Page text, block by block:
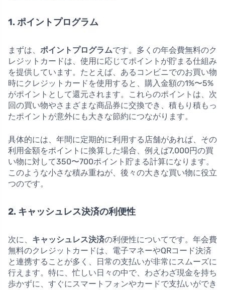
1. ポイントプログラム
まずは、 ポイントプログラムです。多くの年会費無料のク
レジットカードは、使用に応じてポイントが貯まる仕組み
を提供しています。たとえば、あるコンビニでのお買い物
時にクレジットカードを使用すると、購入金額の1%〜5%
がポイントとして還元されます。これらのポイントは、次
回の買い物やさまざまな商品券に交換でき、積もり積もっ
たポイントが意外にも大きな節約につながります。
具体的には、年間に定期的に利用する店舗があれば、その
利用金額をポイントに換算した場合、例えば7,000円の買
い物に対して350〜700ポイント貯まる計算になります。
このような小さな積み重ねが、後々の大きな買い物に役立
つのです。
2. キャッシュレス決済の利便性
次に、 キャッシュレス決済の利便性についてです。年会費
無料のクレジットカードは、電子マネーやQRコード決済
と連携することが多く、日常の支払いが非常にスムーズに
行えます。特に、忙しい日々の中で、わざわざ現金を持ち
歩かずに、すぐにスマートフォンやカードで支払いができ